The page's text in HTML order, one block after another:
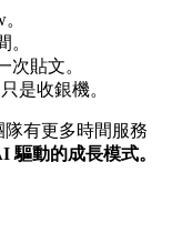
。
次貼文。
是收銀機。
隊有更多時間服務
驅動的成長模式。